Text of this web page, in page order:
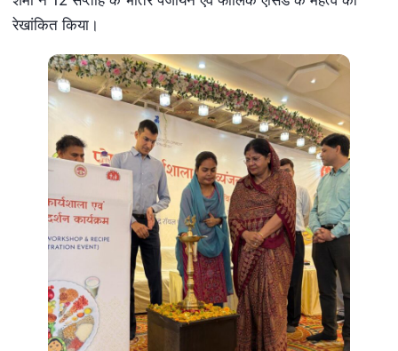
रेखांकित किया।